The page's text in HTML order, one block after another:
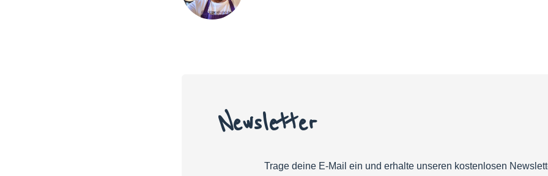
Newsletter
Trage deine E-Mail ein und erhalte unseren kostenlosen